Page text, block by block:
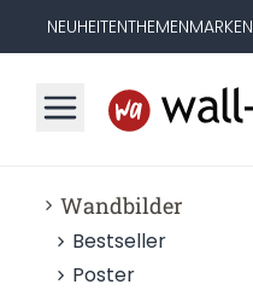
NEUHEITENTHEMENMARKEN
Wandbilder
Bestseller
Poster